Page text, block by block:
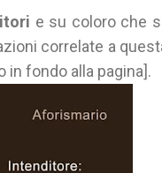
e su coloro che
correlate a
fondo alla pagina].